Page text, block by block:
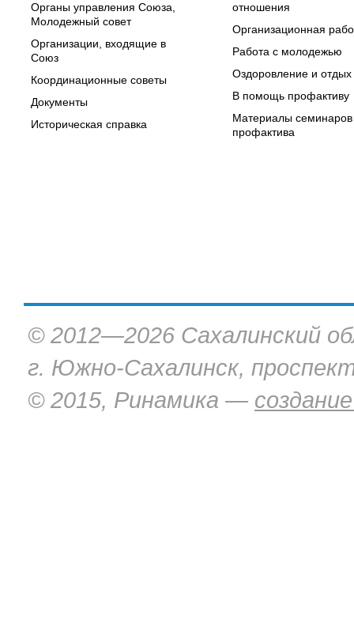
Органы управления Союза,
Молодежный совет
Организации, входящие в
Союз
Координационные советы
Документы
Историческая справка
отношения
Организационная
Работа с молодежью
Оздоровление и отдых
В помощь профактиву
Материалы
профактива
© 2012—2026 Сахалинский
г. Южно-Сахалинск,
© 2015, Ринамика —